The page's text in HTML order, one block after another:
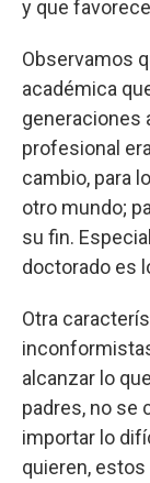
y que
Observamos
académica
generaciones
profesional
cambio, para
otro mundo;
su fin.
doctorado es
Otra
alcanzar lo
padres, no se
importar lo
quieren,